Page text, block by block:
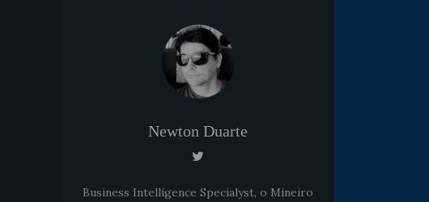
Newton Duarte
Business Intelligence Specialyst, o Mineiro